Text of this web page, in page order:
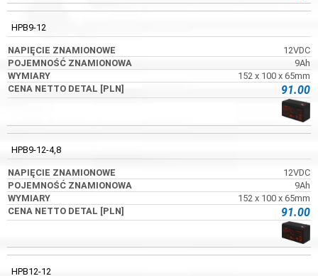
HPB9-12
12VDC
9Ah
152 x 100 x 65mm
91.00
HPB9-12-4,8
12VDC
9Ah
152 x 100 x 65mm
91.00
HPB12-12